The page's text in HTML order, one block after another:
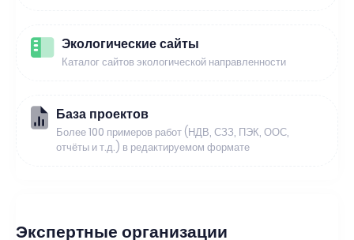
Экологические сайты
Каталог сайтов экологической направленности
База проектов
Более 100 примеров работ (НДВ, СЗЗ, ПЭК, ООС,
отчёты и т.д.) в редактируемом формате
Экспертные организации